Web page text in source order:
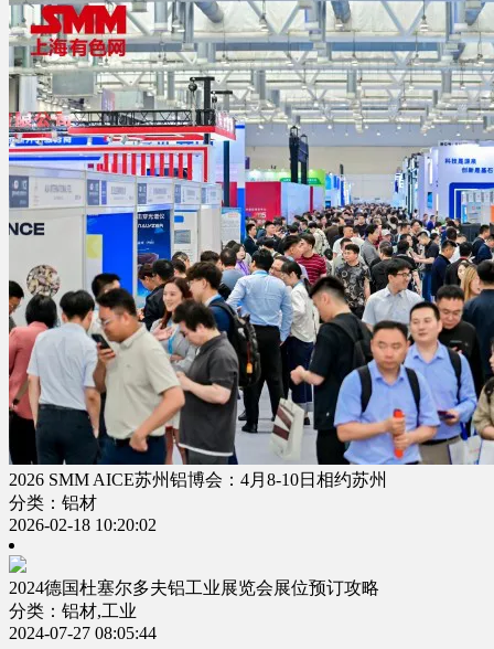
2026 SMM AICE苏州铝博会：4月8-10日相约苏州
分类：铝材
2026-02-18 10:20:02
2024德国杜塞尔多夫铝工业展览会展位预订攻略
分类：铝材,工业
2024-07-27 08:05:44